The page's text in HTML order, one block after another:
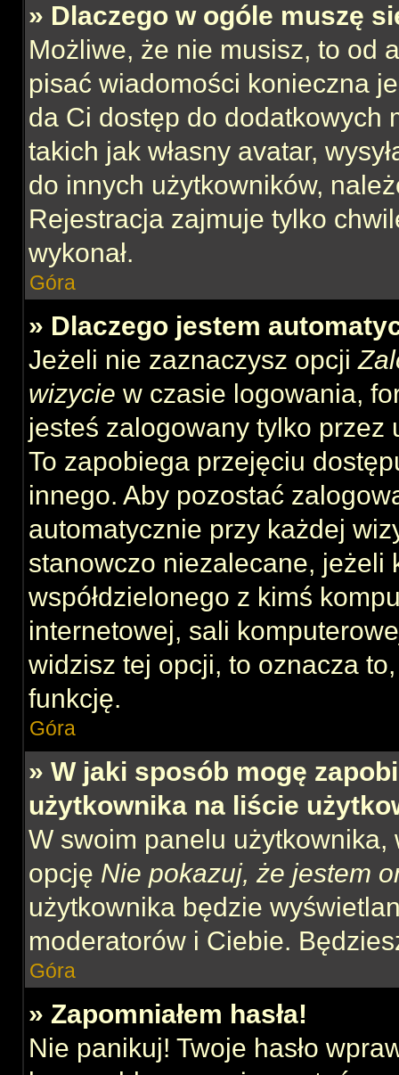
» Dlaczego w ogóle muszę
Możliwe, że nie musisz, to od
pisać wiadomości konieczna
da Ci dostęp do dodatkowych
takich jak własny avatar,
do innych użytkowników,
Rejestracja zajmuje tylko
wykonał.
Góra
» Dlaczego jestem
Jeżeli nie zaznaczysz opcji
wizycie w czasie logowania,
jesteś zalogowany tylko
To zapobiega przejęciu
innego. Aby pozostać
automatycznie przy każdej
stanowczo niezalecane, jeżeli
współdzielonego z kimś
internetowej, sali
widzisz tej opcji, to oznacza
funkcję.
Góra
» W jaki sposób mogę
użytkownika na liście
W swoim panelu użytkownika,
opcję Nie pokazuj, że jestem
użytkownika będzie
moderatorów i Ciebie.
Góra
» Zapomniałem hasła!
Nie panikuj! Twoje hasło